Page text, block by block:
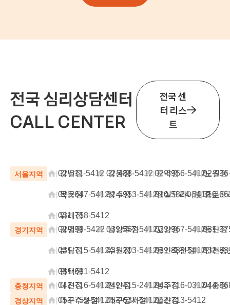
전국 심리상담센터
CALL CENTER
전국 센
터 리스
트
서울지역 강남점
|02-511-5412 강동점
|02-488-5412 관악점
|02-6956-5412노원점
|02-
목동점
|02-2647-5412성수점
|02-6953-5412잠실프라이빗
|010-5824-5412종로프
|010-
위례점
|031-758-5412
경기지역
광명점
|02-899-5422 남양주점
|031-567-5412고양점
|031-967-5412동탄점
|031-
분당점
|031-715-5412수원점
|031-203-5412용인죽전점
|031-889-5412인천송
|032-
평택점
|031-691-5412
충청지역
대전점
|042-716-5412천안점
|041-415-2412청주점
|043-716-0312세종점
|044-
경상지역
대구수성점
|053-755-5412대구달서점
|053-637-5412울산점
|052-713-5412